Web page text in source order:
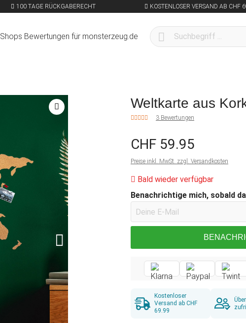
100 TAGE RÜCKGABERECHT KOSTENLOSER VERSAND AB CHF
Weltkarte aus
3 Bewertungen
CHF 59.95
Preise inkl. MwSt. zzgl. Versandkosten
Bald wieder verfügbar
Benachrichtige mich, sobald
Kostenloser
Versand ab CHF
69.99